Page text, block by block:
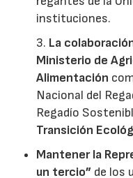
instituciones.
3. La
Ministerio de
Alimentación
Nacional del
Regadío
Transición
Mantener la
un tercio” de los